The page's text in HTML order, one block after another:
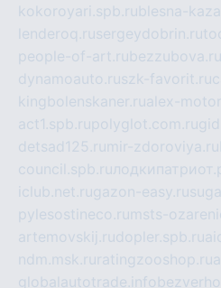
kokoroyari.spb.rublesna-
lenderoq.rusergeydobrin.ru
people-of-art.rubezzubova.ru
dynamoauto.ruszk-favorit.ru
kingbolenskaner.rualex-
act1.spb.rupolyglot.com.ru
detsad125.ru mir-zdoroviya.ru
council.spb.ru
iclub.net.rugazon-easy.ru
pylesostineco.ru msts-
artemovskij.rudopler.spb.ru
ndm.msk.ru ratingzooshop.ru
globalautotrade.info